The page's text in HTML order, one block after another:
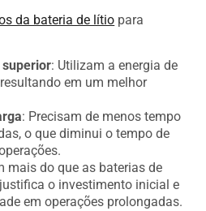
da bateria de lítio para
superior: Utilizam a energia de
em um melhor
: Precisam de menos tempo
o que diminui o tempo de
mais do que as baterias de
o investimento inicial e
em operações prolongadas.